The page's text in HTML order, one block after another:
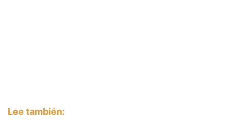
Lee también: